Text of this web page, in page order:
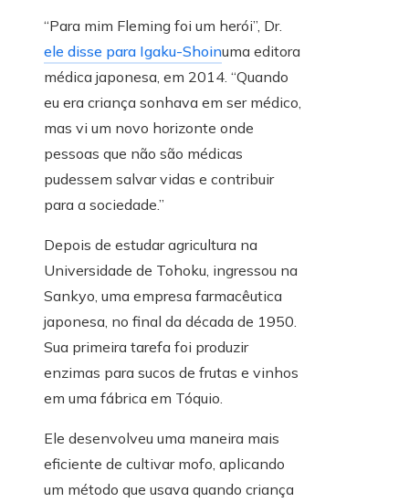
“Para mim Fleming foi um herói”, Dr.
ele disse para Igaku-Shoinuma editora
médica japonesa, em 2014. “Quando
eu era criança sonhava em ser médico,
mas vi um novo horizonte onde
pessoas que não são médicas
pudessem salvar vidas e contribuir
para a sociedade.”
Depois de estudar agricultura na
Universidade de Tohoku, ingressou na
Sankyo, uma empresa farmacêutica
japonesa, no final da década de 1950.
Sua primeira tarefa foi produzir
enzimas para sucos de frutas e vinhos
em uma fábrica em Tóquio.
Ele desenvolveu uma maneira mais
eficiente de cultivar mofo, aplicando
um método que usava quando criança